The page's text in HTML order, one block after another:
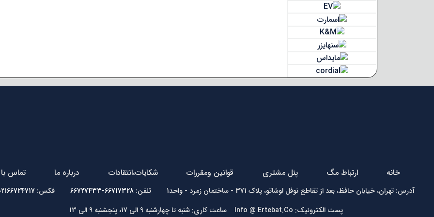
خانه ارتباط مگ پنل مشتری قوانین ومقررات شکایات،انتقادات درباره ما تماس
آدرس: تهران، خیابان حافظ، بعد از تقاطع نوفل لوشاتو، پلاک 371 - ساختمان زمرد - واحد1 تلفن: 66717328-66727433 فکس: 02166724717
پست الکترونیک: Info @ Ertebat.Co ساعت کاری: شنبه تا چهارشنبه 9 الی 17، پنجشنبه 9 الی 13